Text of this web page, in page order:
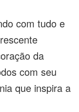
com tudo e
da
com seu
que inspira a